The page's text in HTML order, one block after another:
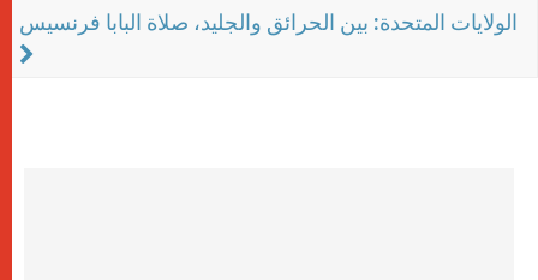
الولايات المتحدة: بين الحرائق والجليد، صلاة البابا فرنسيس